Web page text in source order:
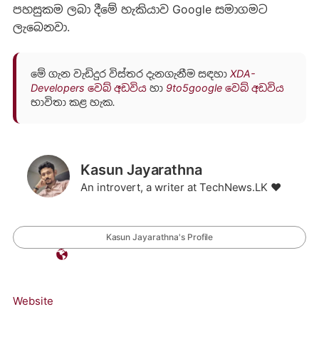
පහසුකම ලබා දීමේ හැකියාව Google සමාගමට
ලැබෙනවා.
මේ ගැන වැඩිදුර විස්තර දැනගැනීම සඳහා XDA-
Developers වෙබ් අඩවියහා 9to5google වෙබ් අඩවිය
භාවිතා කළ හැක.
Kasun Jayarathna
An introvert, a writer at TechNews.LK ❤️
Kasun Jayarathna's Profile
Website